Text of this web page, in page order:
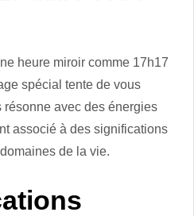
heure miroir comme 17h17
spécial tente de vous
avec des énergies
associé à des significations
de la vie.